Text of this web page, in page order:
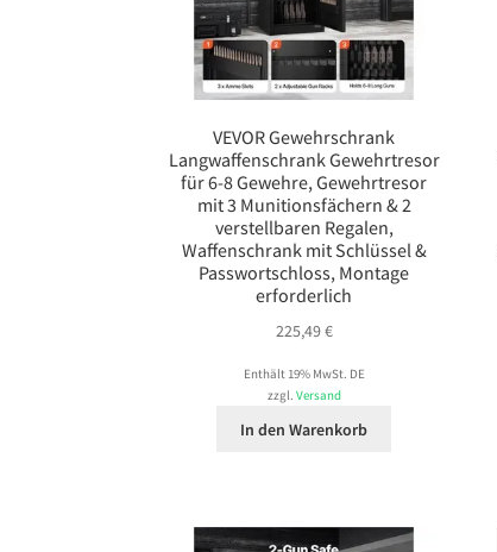
VEVOR Gewehrschrank
Langwaffenschrank Gewehrtresor
für 6-8 Gewehre, Gewehrtresor
mit 3 Munitionsfächern & 2
verstellbaren Regalen,
Waffenschrank mit Schlüssel &
Passwortschloss, Montage
erforderlich
225,49€
Enthält 19% MwSt. DE
zzgl. Versand
In den Warenkorb